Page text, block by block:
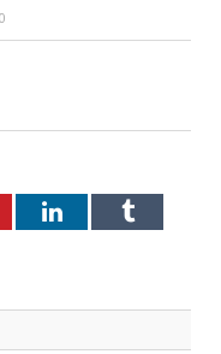
LinkedInTumblr